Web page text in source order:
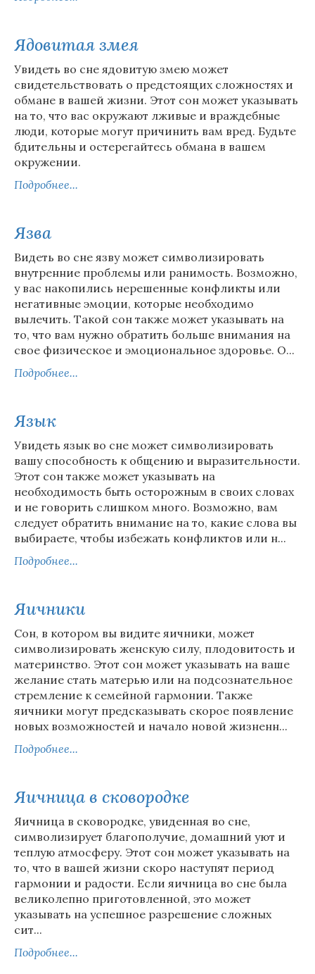
Ядовитая змея
Увидеть во сне ядовитую змею может
свидетельствовать о предстоящих сложностях и
обмане в вашей жизни. Этот сон может указывать
на то, что вас окружают лживые и враждебные
люди, которые могут причинить вам вред. Будьте
бдительны и остерегайтесь обмана в вашем
окружении.
Подробнее...
Язва
Видеть во сне язву может символизировать
внутренние проблемы или ранимость. Возможно,
у вас накопились нерешенные конфликты или
негативные эмоции, которые необходимо
вылечить. Такой сон также может указывать на
то, что вам нужно обратить больше внимания на
свое физическое и эмоциональное здоровье. О...
Подробнее...
Язык
Увидеть язык во сне может символизировать
вашу способность к общению и выразительности.
Этот сон также может указывать на
необходимость быть осторожным в своих словах
и не говорить слишком много. Возможно, вам
следует обратить внимание на то, какие слова вы
выбираете, чтобы избежать конфликтов или н...
Подробнее...
Яичники
Сон, в котором вы видите яичники, может
символизировать женскую силу, плодовитость и
материнство. Этот сон может указывать на ваше
желание стать матерью или на подсознательное
стремление к семейной гармонии. Также
яичники могут предсказывать скорое появление
новых возможностей и начало новой жизненн...
Подробнее...
Яичница в сковородке
Яичница в сковородке, увиденная во сне,
символизирует благополучие, домашний уют и
теплую атмосферу. Этот сон может указывать на
то, что в вашей жизни скоро наступят период
гармонии и радости. Если яичница во сне была
великолепно приготовленной, это может
указывать на успешное разрешение сложных
сит...
Подробнее...